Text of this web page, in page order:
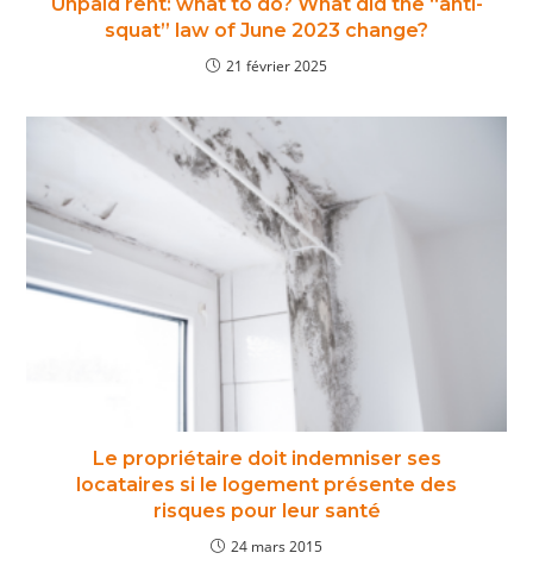
squat” law of June 2023 change?
21 février 2025
Le propriétaire doit indemniser ses
locataires si le logement présente des
risques pour leur santé
24 mars 2015